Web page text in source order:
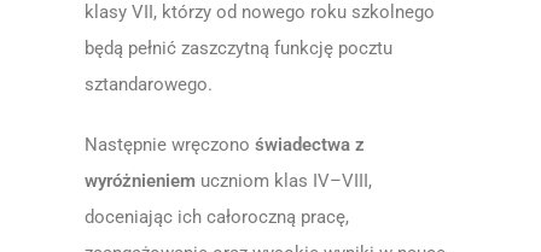
klasy VII, którzy od nowego roku szkolnego
będą pełnić zaszczytną funkcję pocztu
sztandarowego.
Następnie wręczono świadectwa z
wyróżnieniem uczniom klas IV–VIII,
doceniając ich całoroczną pracę,